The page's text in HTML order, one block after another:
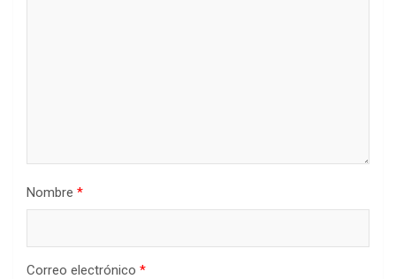
Nombre *
Correo electrónico *